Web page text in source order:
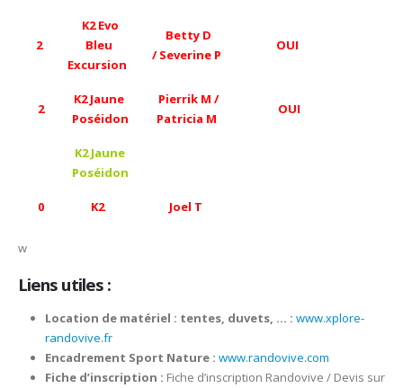
2
K2 Evo
Bleu
Excursion
Betty D
/Severine P
OUI
2
K2 Jaune
Poséidon
Pierrik M /
Patricia M
OUI
K2 Jaune
Poséidon
0 K2 Joel T
w
Liens utiles :
Location de matériel : tentes, duvets, … : www.xplore-
randovive.fr
Encadrement Sport Nature : www.randovive.com
Fiche d’inscription : Fiche d’inscription Randovive / Devis sur